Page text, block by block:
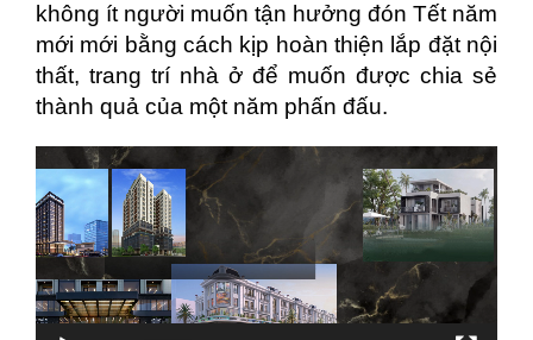
không ít người muốn tận hưởng đón Tết năm
mới mới bằng cách kịp hoàn thiện lắp đặt nội
thất, trang trí nhà ở để muốn được chia sẻ
thành quả của một năm phấn đấu.
chơi
Video